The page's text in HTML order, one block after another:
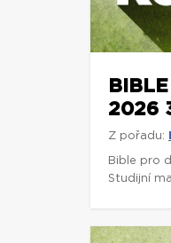
2026
Z pořadu:
Bible pro
Studijní